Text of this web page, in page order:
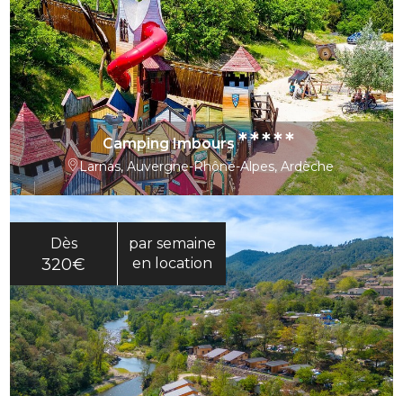
Camping Imbours*****
Larnas, Auvergne-Rhône-Alpes, Ardèche
Dès
320€
par semaine
en location